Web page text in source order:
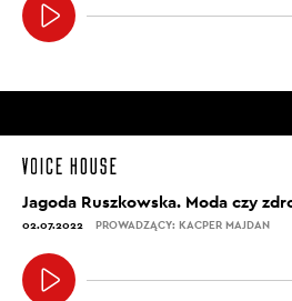
Jagoda Ruszkowska. Moda czy
02.07.2022 PROWADZĄCY: KACPER MAJDAN